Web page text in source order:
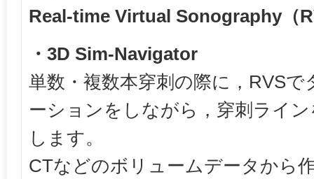
Real-time Virtual Sonography（
・3D Sim-Navigator
単数・複数本穿刺の際に，RVS
ーションをしながら，穿刺ライ
します。
CTなどのボリュームデータから